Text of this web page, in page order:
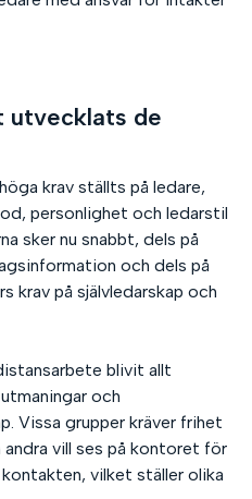
utvecklats de
krav ställts på ledare,
personlighet och ledarstil
sker nu snabbt, dels på
och dels på
krav på självledarskap och
blivit allt
och
Vissa grupper kräver frihet
vill ses på kontoret för
vilket ställer olika